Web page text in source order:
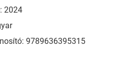
2024
9789636395315